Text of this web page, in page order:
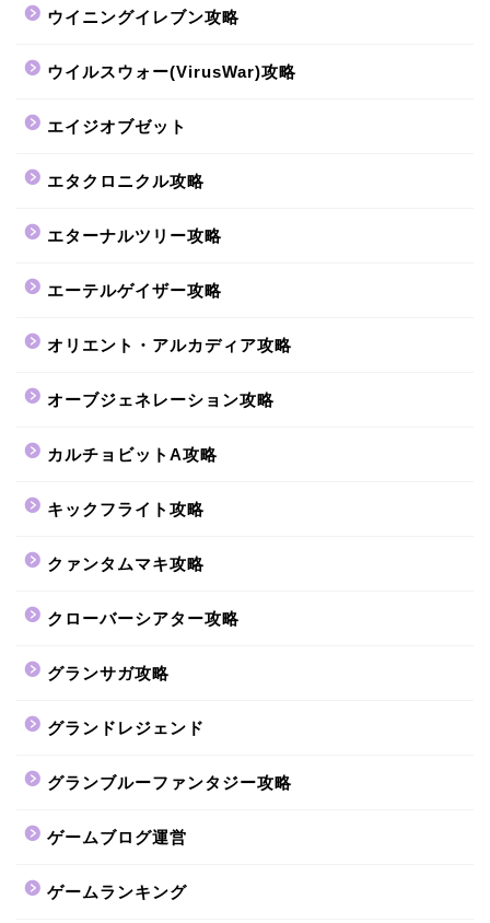
ウイニングイレブン攻略
ウイルスウォー(VirusWar)攻略
エイジオブゼット
エタクロニクル攻略
エターナルツリー攻略
エーテルゲイザー攻略
オリエント・アルカディア攻略
オーブジェネレーション攻略
カルチョビットA攻略
キックフライト攻略
クァンタムマキ攻略
クローバーシアター攻略
グランサガ攻略
グランドレジェンド
グランブルーファンタジー攻略
ゲームブログ運営
ゲームランキング